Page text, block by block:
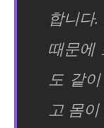
합니다
때문에
도 같
고 몸